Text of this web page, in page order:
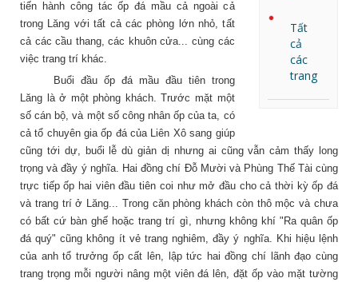
Tất
cả
các
trang
tiến hành công tác ốp đá mầu cả ngoài cả
trong Lăng với tất cả các phòng lớn nhỏ, tất
cả các cầu thang, các khuôn cửa... cùng các
việc trang trí khác.
Buổi đầu ốp đá mầu đầu tiên trong
Lăng là ở một phòng khách. Trước mặt một
số cán bộ, và một số công nhân ốp của ta, có
cả tổ chuyên gia ốp đá của Liên Xô sang giúp
cũng tới dự, buổi lễ dù giản dị nhưng ai cũng vẫn cảm thấy long
trọng và đầy ý nghĩa. Hai đồng chí Đỗ Mười và Phùng Thế Tài cùng
trực tiếp ốp hai viên đầu tiên coi như mở đầu cho cả thời kỳ ốp đá
và trang trí ở Lăng... Trong căn phòng khách còn thô mộc và chưa
có bất cứ bàn ghế hoặc trang trí gì, nhưng không khí "Ra quân ốp
đá quý" cũng không ít vẻ trang nghiêm, đầy ý nghĩa. Khi hiệu lệnh
của anh tổ trưởng ốp cất lên, lập tức hai đồng chí lãnh đạo cùng
trang trọng mỗi người nâng một viên đá lên, đặt ốp vào mặt tường